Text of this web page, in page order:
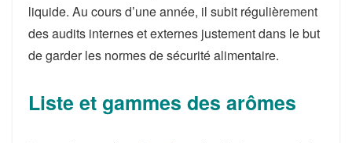
liquide. Au cours d’une année, il subit régulièrement
des audits internes et externes justement dans le but
de garder les normes de sécurité alimentaire.
Liste et gammes des arômes